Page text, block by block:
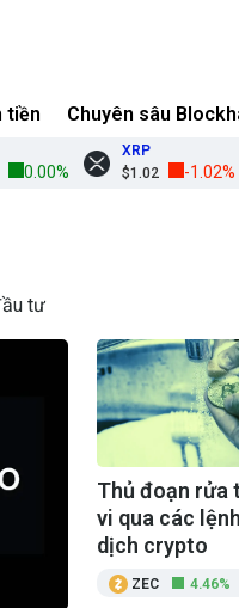
tiền Chuyên sâu
XRP
$1.02
-1.02%
tư
Thủ đoạn rửa
vi qua các
dịch crypto
ZEC 4.46%